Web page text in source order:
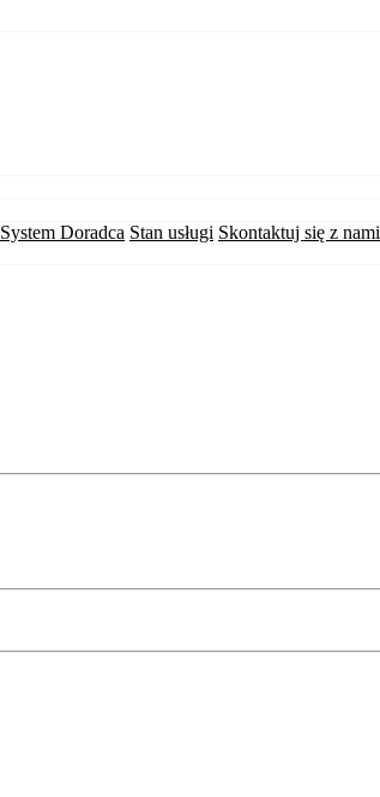
System Doradca Stan usługi Skontaktuj się z nami